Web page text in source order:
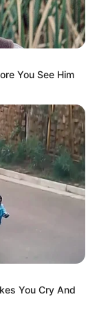
You See Him
You Cry And